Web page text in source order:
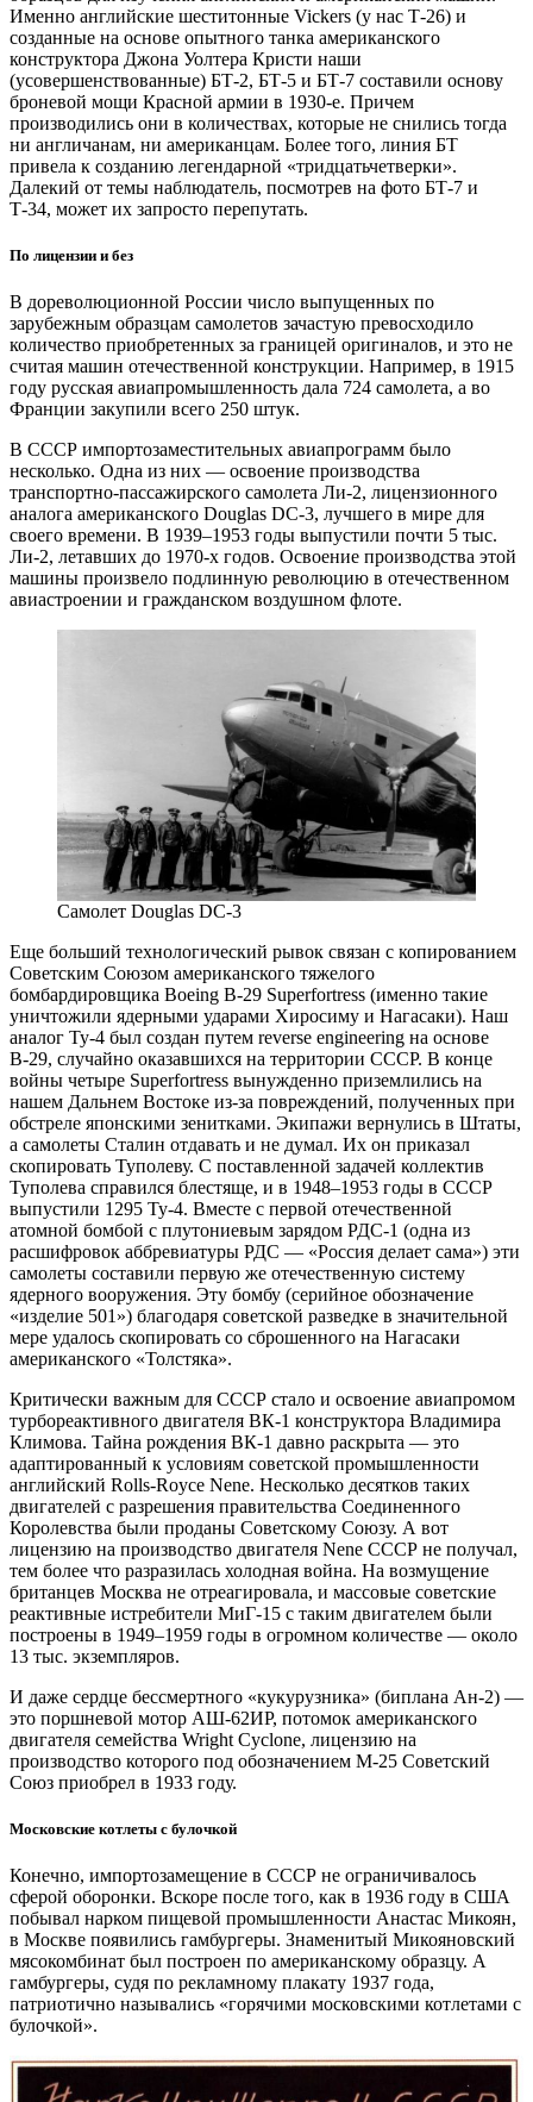
Именно английские шеститонные Vickers (у нас Т‑26) и
созданные на основе опытного танка американского
конструктора Джона Уолтера Кристи наши
(усовершенствованные) БТ‑2, БТ‑5 и БТ‑7 составили основу
броневой мощи Красной армии в 1930‑е. Причем
производились они в количествах, которые не снились тогда
ни англичанам, ни американцам. Более того, линия БТ
привела к созданию легендарной «тридцатьчетверки».
Далекий от темы наблюдатель, посмотрев на фото БТ‑7 и
Т‑34, может их запросто перепутать.
По лицензии и без
В дореволюционной России число выпущенных по
зарубежным образцам самолетов зачастую превосходило
количество приобретенных за границей оригиналов, и это не
считая машин отечественной конструкции. Например, в 1915
году русская авиапромышленность дала 724 самолета, а во
Франции закупили всего 250 штук.
В СССР импортозаместительных авиапрограмм было
несколько. Одна из них — ​освоение производства
транспортно-пассажирского самолета Ли‑2, лицензионного
аналога американского Douglas DC‑3, лучшего в мире для
своего времени. В 1939–1953 годы выпустили почти 5 тыс.
Ли‑2, летавших до 1970‑х годов. Освоение производства этой
машины произвело подлинную революцию в отечественном
авиастроении и гражданском воздушном флоте.
Самолет Douglas DC‑3
Еще больший технологический рывок связан с копированием
Советским Союзом американского тяжелого
бомбардировщика Boeing B‑29 Superfortress (именно такие
уничтожили ядерными ударами Хиросиму и Нагасаки). Наш
аналог Ту‑4 был создан путем reverse engineering на основе
B‑29, случайно оказавшихся на территории СССР. В конце
вой­ны четыре Superfortress вынужденно приземлились на
нашем Дальнем Востоке из-за повреждений, полученных при
обстреле японскими зенитками. Экипажи вернулись в Штаты,
а самолеты Сталин отдавать и не думал. Их он приказал
скопировать Туполеву. С поставленной задачей коллектив
Туполева справился блестяще, и в 1948–1953 годы в СССР
выпустили 1295 Ту‑4. Вместе с первой отечественной
атомной бомбой с плутониевым зарядом РДС‑1 (одна из
расшифровок аббревиатуры РДС — ​«Россия делает сама») эти
самолеты составили первую же отечественную систему
ядерного вооружения. Эту бомбу (серийное обозначение
«изделие 501») благодаря советской разведке в значительной
мере удалось скопировать со сброшенного на Нагасаки
американского «Толстяка».
Критически важным для СССР стало и освоение авиапромом
турбореактивного двигателя ВК‑1 конструктора Владимира
Климова. Тайна рождения ВК‑1 давно раскрыта — ​это
адаптированный к условиям советской промышленности
английский Rolls-Royce Nene. Несколько десятков таких
двигателей с разрешения правительства Соединенного
Королевства были проданы Советскому Союзу. А вот
лицензию на производство двигателя Nene СССР не получал,
тем более что разразилась холодная война. На возмущение
британцев Москва не отреагировала, и массовые советские
реактивные истребители МиГ‑15 с таким двигателем были
построены в 1949–1959 годы в огромном количестве — ​около
13 тыс. экземпляров.
И даже сердце бессмертного «кукурузника» (биплана Ан‑2) —
​это поршневой мотор АШ‑62ИР, потомок американского
двигателя семейства Wright Cyclone, лицензию на
производство которого под обозначением М‑25 Советский
Союз приобрел в 1933 году.
Московские котлеты с булочкой
Конечно, импортозамещение в СССР не ограничивалось
сферой оборонки. Вскоре после того, как в 1936 году в США
побывал нарком пищевой промышленности Анастас Микоян,
в Москве появились гамбургеры. Знаменитый Микояновский
мясокомбинат был построен по американскому образцу. А
гамбургеры, судя по рекламному плакату 1937 года,
патриотично назывались «горячими московскими котлетами с
булочкой».